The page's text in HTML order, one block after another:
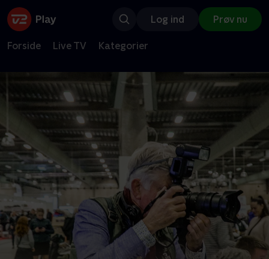
Log ind Prøv nu
Forside Live TV Kategorier